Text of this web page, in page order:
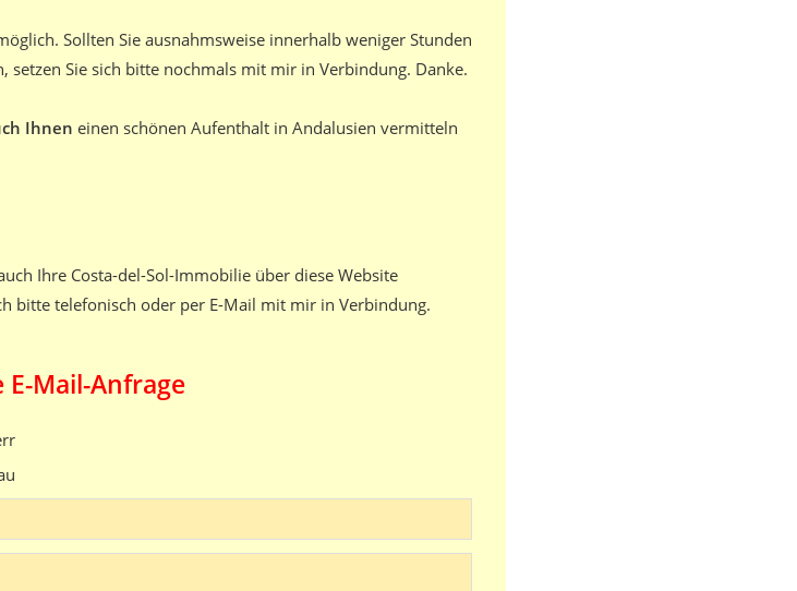
Sollten Sie ausnahmsweise innerhalb weniger Stunden
setzen Sie sich bitte nochmals mit mir in Verbindung. Danke.
Ihnen einen schönen Aufenthalt in Andalusien vermitteln
Ihre Costa-del-Sol-Immobilie über diese Website
bitte telefonisch oder per E-Mail mit mir in Verbindung.
Mail-Anfrage